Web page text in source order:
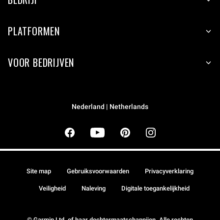
PLATFORMEN
VOOR BEDRIJVEN
Nederland | Netherlands
Site map Gebruiksvoorwaarden Privacyverklaring
Veiligheid Naleving Digitale toegankelijkheid